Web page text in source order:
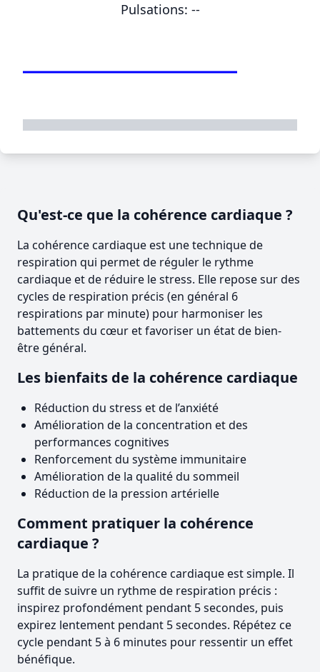
Pulsations: --
Qu'est-ce que la cohérence cardiaque ?
La cohérence cardiaque est une technique de
respiration qui permet de réguler le rythme
cardiaque et de réduire le stress. Elle repose sur des
cycles de respiration précis (en général 6
respirations par minute) pour harmoniser les
battements du cœur et favoriser un état de bien-
être général.
Les bienfaits de la cohérence cardiaque
Réduction du stress et de l’anxiété
Amélioration de la concentration et des
performances cognitives
Renforcement du système immunitaire
Amélioration de la qualité du sommeil
Réduction de la pression artérielle
Comment pratiquer la cohérence
cardiaque ?
La pratique de la cohérence cardiaque est simple. Il
suffit de suivre un rythme de respiration précis :
inspirez profondément pendant 5 secondes, puis
expirez lentement pendant 5 secondes. Répétez ce
cycle pendant 5 à 6 minutes pour ressentir un effet
bénéfique.